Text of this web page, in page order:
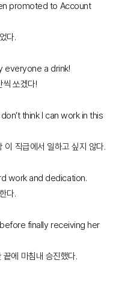
promoted to Account
다.
everyone a drink!
쏘겠다!
think I can work in this
직급에서 일하고 싶지 않다.
work and dedication.
다.
finally receiving her
에 마침내 승진했다.